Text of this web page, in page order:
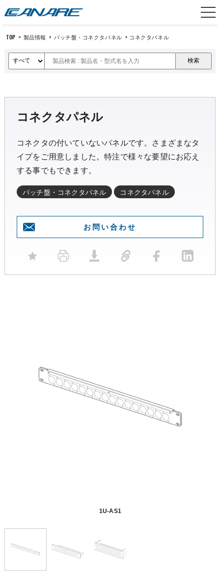
TOP > 製品情報 > パッチ盤・コネクタパネル > コネクタパネル
1U-AS1
コネクタパネル
コネクタの付いていないパネルです。さまざまなタ
イプをご用意しました。特注で様々な要望にお応え
する事でもできます。
パッチ盤・コネクタパネル コネクタパネル
お問い合わせ